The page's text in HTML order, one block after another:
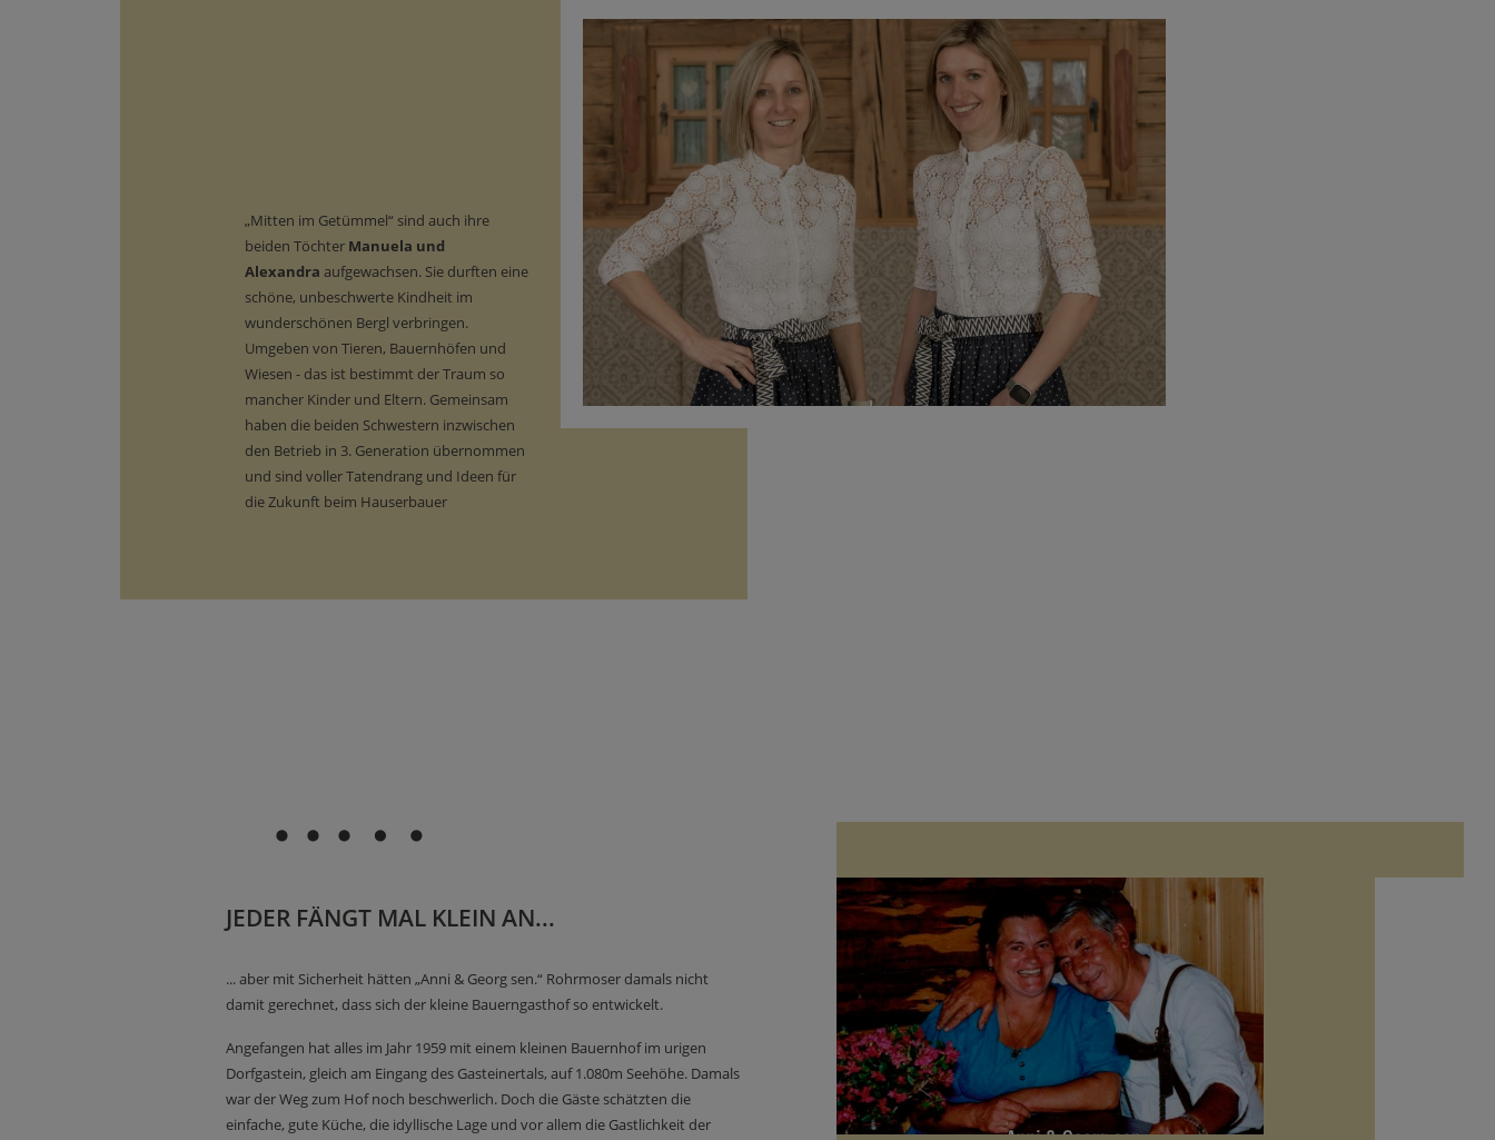
„Mitten im Getümmel“ sind auch ihre
beiden Töchter Manuela und
Alexandra aufgewachsen. Sie durften eine
schöne, unbeschwerte Kindheit im
wunderschönen Bergl verbringen.
Umgeben von Tieren, Bauernhöfen und
Wiesen - das ist bestimmt der Traum so
mancher Kinder und Eltern. Gemeinsam
haben die beiden Schwestern inzwischen
den Betrieb in 3. Generation übernommen
und sind voller Tatendrang und Ideen für
die Zukunft beim Hauserbauer
JEDER FÄNGT MAL KLEIN AN...
... aber mit Sicherheit hätten „Anni & Georg sen.“ Rohrmoser damals nicht
damit gerechnet, dass sich der kleine Bauerngasthof so entwickelt.
Angefangen hat alles im Jahr 1959 mit einem kleinen Bauernhof im urigen
Dorfgastein, gleich am Eingang des Gasteinertals, auf 1.080m Seehöhe. Damals
war der Weg zum Hof noch beschwerlich. Doch die Gäste schätzten die
einfache, gute Küche, die idyllische Lage und vor allem die Gastlichkeit der